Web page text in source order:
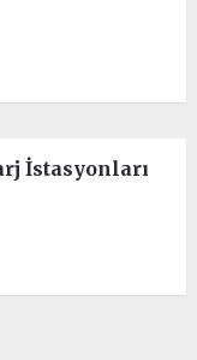
İstasyonları